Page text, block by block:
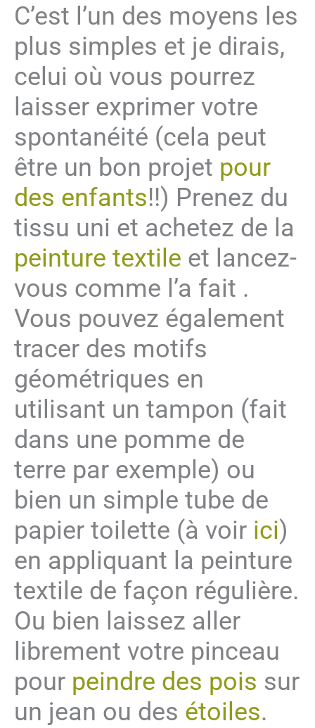
C’est l’un des moyens les
plus simples et je dirais,
celui où vous pourrez
laisser exprimer votre
spontanéité (cela peut
être un bon projet pour
des enfants!!) Prenez du
tissu uni et achetez de la
peinture textile et lancez-
vous comme l’a fait .
Vous pouvez également
tracer des motifs
géométriques en
utilisant un tampon (fait
dans une pomme de
terre par exemple) ou
bien un simple tube de
papier toilette (à voir ici)
en appliquant la peinture
textile de façon régulière.
Ou bien laissez aller
librement votre pinceau
pour peindre des pois sur
un jean ou des étoiles.